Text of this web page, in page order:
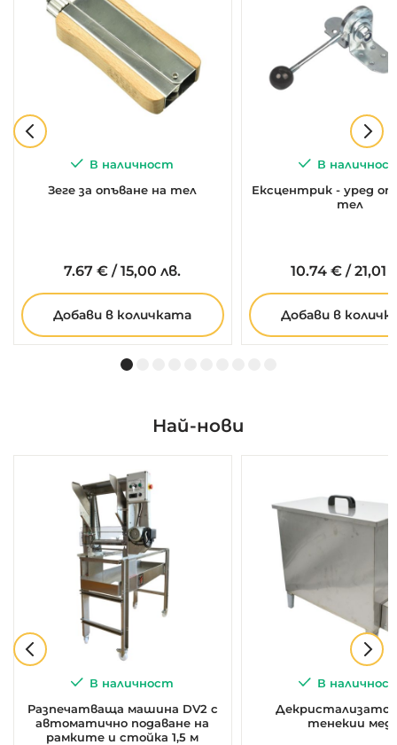
В наличност
Зеге за опъване на тел
7.67 € /15,00 лв.
Добави в количката
В
Ексцентрик - уред
тел
10.74 €/21,01
Добави в
Най-нови
В наличност
Разпечатваща машина DV2 с
автоматично подаване на
рамките и стойка 1,5 м
В
Декристализатор
тенекии мед